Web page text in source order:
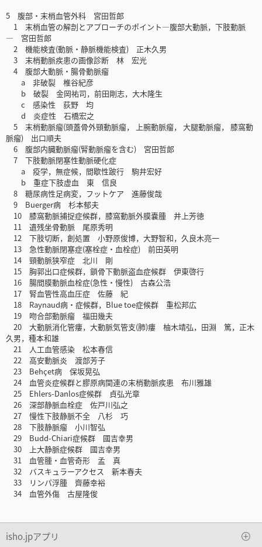
5 腹部・末梢血管外科 宮田哲郎
1 末梢血管の解剖とアプローチのポイント―腹部大動脈，下肢動脈
― 宮田哲郎
2 機能検査(動脈・静脈機能検査) 正木久男
3 末梢動脈疾患の画像診断 林 宏光
4 腹部大動脈・腸骨動脈瘤
a 非破裂 椎谷紀彦
b 破裂 金岡祐司，前田剛志，大木隆生
c 感染性 荻野 均
d 炎症性 石橋宏之
5 末梢動脈瘤(頭蓋骨外頸動脈瘤， 上腕動脈瘤， 大腿動脈瘤， 膝窩動
脈瘤) 出口順夫
6 腹部内臓動脈瘤(腎動脈瘤を含む) 宮田哲郎
7 下肢動脈閉塞性動脈硬化症
a 疫学，無症候，間歇性跛行 駒井宏好
b 重症下肢虚血 東 信良
8 糖尿病性足病変，フットケア 進藤俊哉
9 Buerger病 杉本郁夫
10 膝窩動脈捕捉症候群，膝窩動脈外膜嚢腫 井上芳徳
11 遺残坐骨動脈 尾原秀明
12 下肢切断，創処置 小野原俊博，大野智和，久良木亮一
13 急性動脈閉塞症(塞栓症・血栓症) 前田英明
14 頸動脈狭窄症 北川 剛
15 胸郭出口症候群，鎖骨下動脈盗血症候群 伊東啓行
16 腸間膜動脈血栓症(急性・慢性) 古森公浩
17 腎血管性高血圧症 佐藤 紀
18 Raynaud病・症候群，Blue toe症候群 重松邦広
19 吻合部動脈瘤 福田幾夫
20 大動脈消化管瘻，大動脈気管支(肺)瘻 柚木靖弘，田淵 篤，正木
久男，種本和雄
21 人工血管感染 松本春信
22 高安動脈炎 渡部芳子
23 Behçet病 保坂晃弘
24 血管炎症候群と膠原病関連の末梢動脈疾患 布川雅雄
25 Ehlers-Danlos症候群 貞弘光章
26 深部静脈血栓症 佐戸川弘之
27 慢性下肢静脈不全 八杉 巧
28 下肢静脈瘤 小川智弘
29 Budd-Chiari症候群 國吉幸男
30 上大静脈症候群 國吉幸男
31 血管腫・血管奇形 孟 真
32 バスキュラーアクセス 新本春夫
33 リンパ浮腫 齊藤幸裕
34 血管外傷 古屋隆俊
isho.jpアプリ